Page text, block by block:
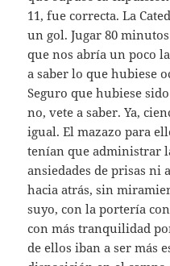
11, fue correcta. La
un gol. Jugar 80
que nos abría un poco
a saber lo que hubiese
Seguro que hubiese
no, vete a saber. Ya,
igual. El mazazo para
tenían que administrar
ansiedades de prisas ni
hacia atrás, sin
suyo, con la portería
con más tranquilidad
de ellos iban a ser más